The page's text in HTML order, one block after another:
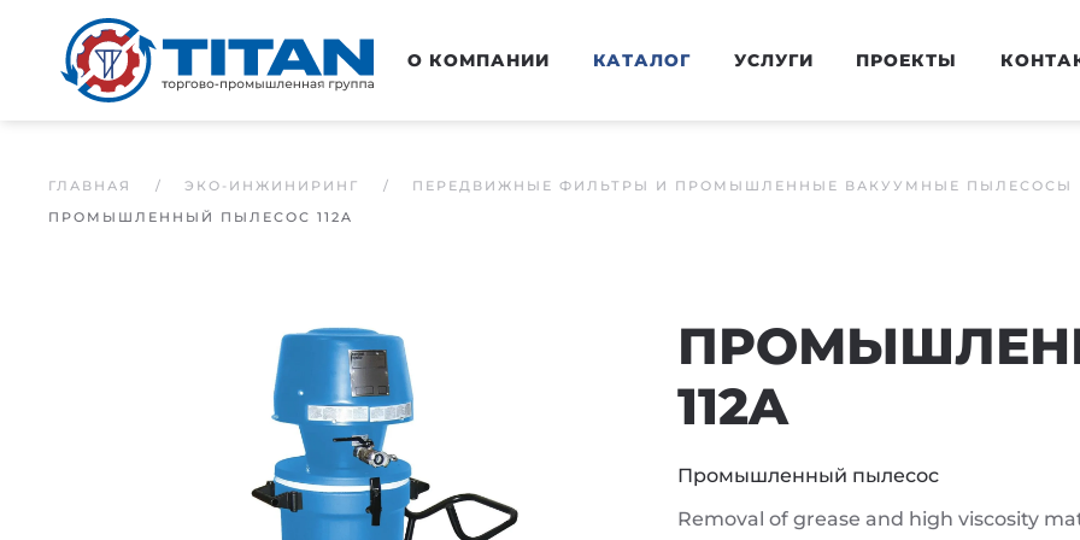
Перейти к основному содержанию О КОМПАНИИ КАТАЛОГ УСЛУГИ ПРОЕКТЫ
ГЛАВНАЯ ЭКО-ИНЖИНИРИНГ ПЕРЕДВИЖНЫЕ ФИЛЬТРЫ И ПРОМЫШЛЕННЫЕ ВАКУУМНЫЕ ПЫЛЕСОСЫ
ПРОМЫШЛЕННЫЙ ПЫЛЕСОС 112A
112A
Промышленный пылесос
Removal of grease and high viscosity